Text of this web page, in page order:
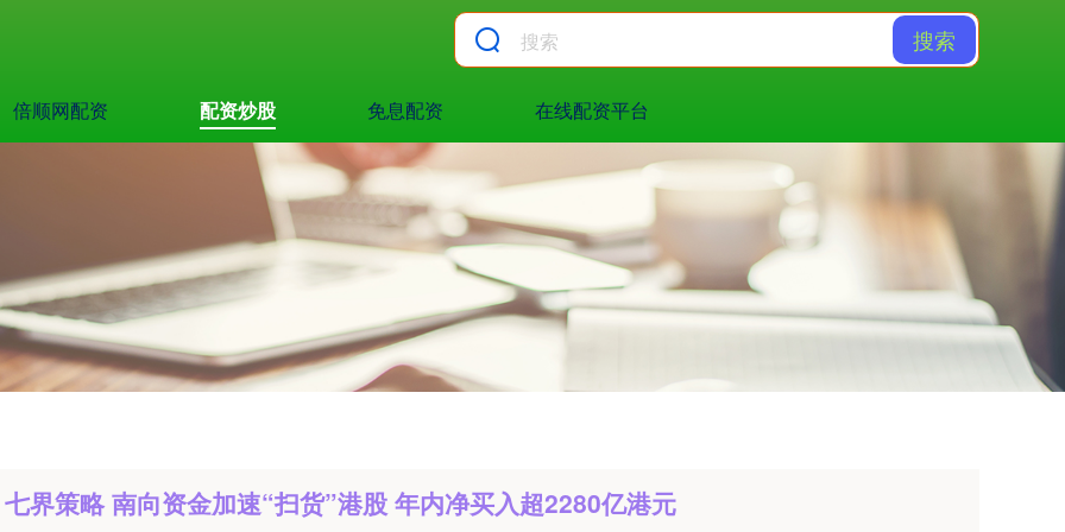
搜索
倍顺网配资 配资炒股 免息配资 在线配资平台
七界策略 南向资金加速“扫货”港股 年内净买入超2280亿港元